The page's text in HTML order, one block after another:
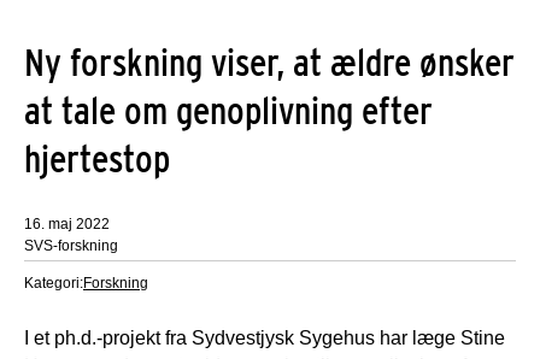
Ny forskning viser, at ældre ønsker
at tale om genoplivning efter
hjertestop
16. maj 2022
SVS-forskning
Kategori:Forskning
I et ph.d.-projekt fra Sydvestjysk Sygehus har læge Stine